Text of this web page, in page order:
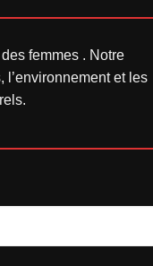
femmes . Notre
l’environnement et les